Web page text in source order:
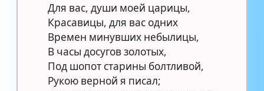
Для вас, души моей царицы,
Красавицы, для вас одних
Времен минувших небылицы,
В часы досугов золотых,
Под шопот старины болтливой,
Рукою верной я писал;